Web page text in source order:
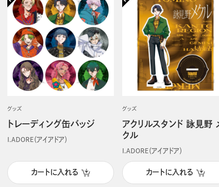
グッズ
トレーディング缶バッジ
I.ADORE（アイアドア）
カートに入れる
グッズ
アクリルスタンド 詠見野
クル
I.ADORE（アイアドア）
カートに入れる